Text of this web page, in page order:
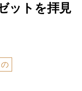
ットを拝見